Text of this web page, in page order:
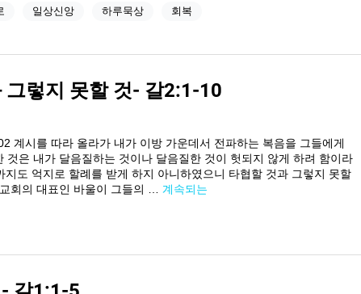
일상신앙 하루묵상 회복
렇지 못할 것- 갈2:1-10
계시를 따라 올라가 내가 이방 가운데서 전파하는 복음을 그들에게
것은 내가 달음질하는 것이나 달음질한 것이 헛되지 않게 하려 함이라
도 억지로 할례를 받게 하지 아니하였으니 타협할 것과 그렇지 못할
회의 대표인 바울이 그들의 … 계속되는